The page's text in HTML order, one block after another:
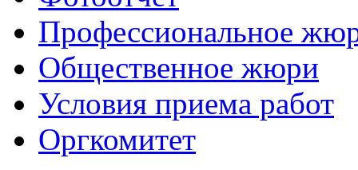
Профессиональное
Общественное жюри
Условия приема работ
Оргкомитет